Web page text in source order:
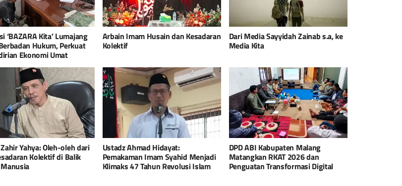
‘BAZARA Kita’ Lumajang
Hukum, Perkuat
Ekonomi Umat
Arbain Imam Husain dan Kesadaran
Kolektif
Dari Media Sayyidah Zainab s.a, ke
Media Kita
Yahya: Oleh-oleh dari
Kolektif di Balik
Ustadz Ahmad Hidayat:
Pemakaman Imam Syahid Menjadi
Klimaks 47 Tahun Revolusi Islam
DPD ABI Kabupaten Malang
Matangkan RKAT 2026 dan
Penguatan Transformasi Digital